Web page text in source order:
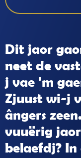
Dit jaor
neet de
j vae 'm
Zjuust wi-j
ângers
vuuërig
belaefdj? In